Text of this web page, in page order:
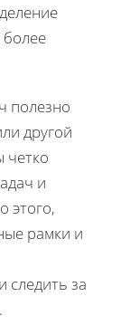
полезно
другой
четко
и
этого,
рамки и
следить за